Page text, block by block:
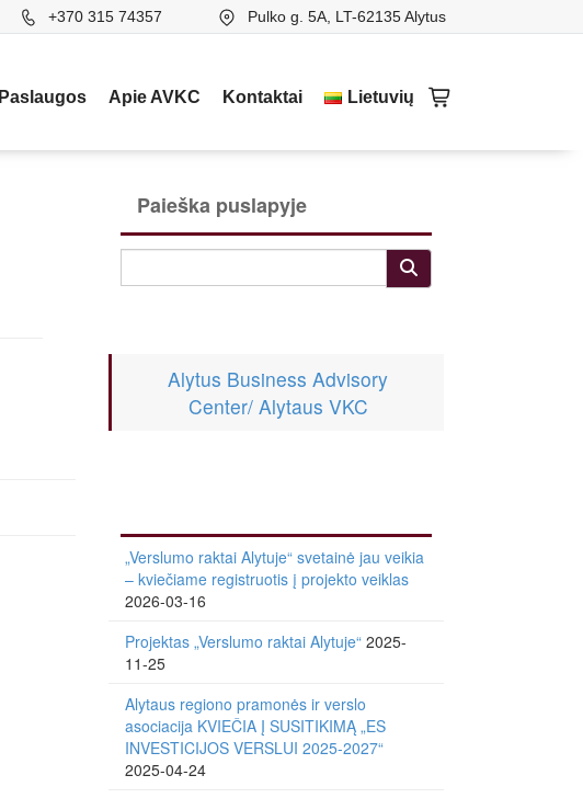
+370 315 74357 Pulko g. 5A, LT-62135 Alytus
Paslaugos Apie AVKC Kontaktai Lietuvių
Paieška puslapyje
Alytus Business Advisory
Center/ Alytaus VKC
„Verslumo raktai Alytuje“ svetainė jau veikia
– kviečiame registruotis į projekto veiklas
2026-03-16
Projektas „Verslumo raktai Alytuje“ 2025-
11-25
Alytaus regiono pramonės ir verslo
asociacija KVIEČIA Į SUSITIKIMĄ „ES
INVESTICIJOS VERSLUI 2025-2027“
2025-04-24